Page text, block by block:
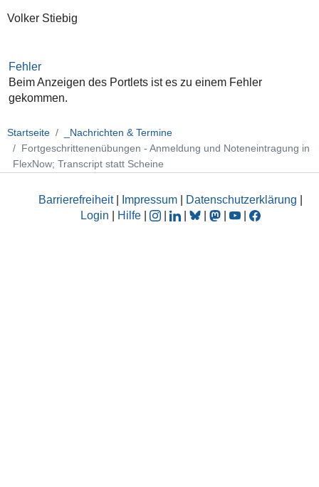
Volker Stiebig
Fehler
Beim Anzeigen des Portlets ist es zu einem Fehler
gekommen.
Startseite
_Nachrichten & Termine
Fortgeschrittenenübungen - Anmeldung und Noteneintragung in
FlexNow; Transcript statt Scheine
Barrierefreiheit| Impressum Datenschutzerklärung
Login
Hilfe